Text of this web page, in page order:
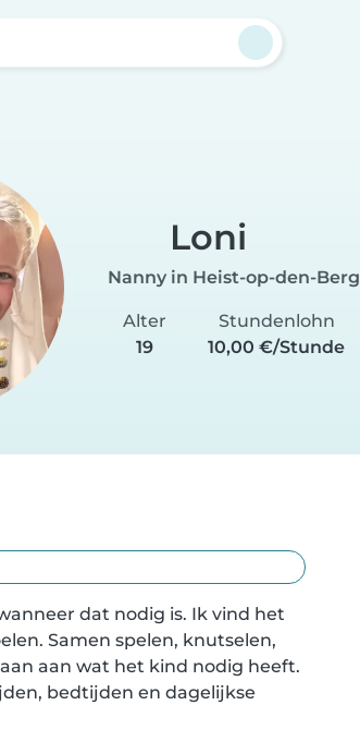
Loni
Nanny in Heist-op-den-Berg
Alter
19
Stundenlohn
10,00 €/Stunde
dat nodig is. Ik vind het
Samen spelen, knutselen,
aan wat het kind nodig heeft.
bedtijden en dagelijkse